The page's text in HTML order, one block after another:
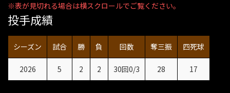
投手成績
シーズン 試合 勝 負 回数 奪三振 四死球
2026 5 2 2 30回0/3 28 17